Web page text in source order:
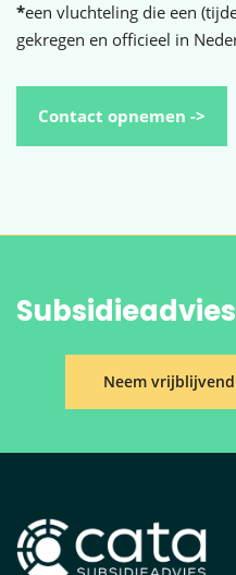
*een vluchteling die een
gekregen en officieel in
Contact opnemen ->
Neem